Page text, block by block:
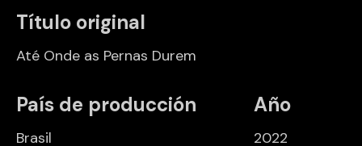
Título original
Até Onde as Pernas Durem
País de producción
Brasil
Año
2022